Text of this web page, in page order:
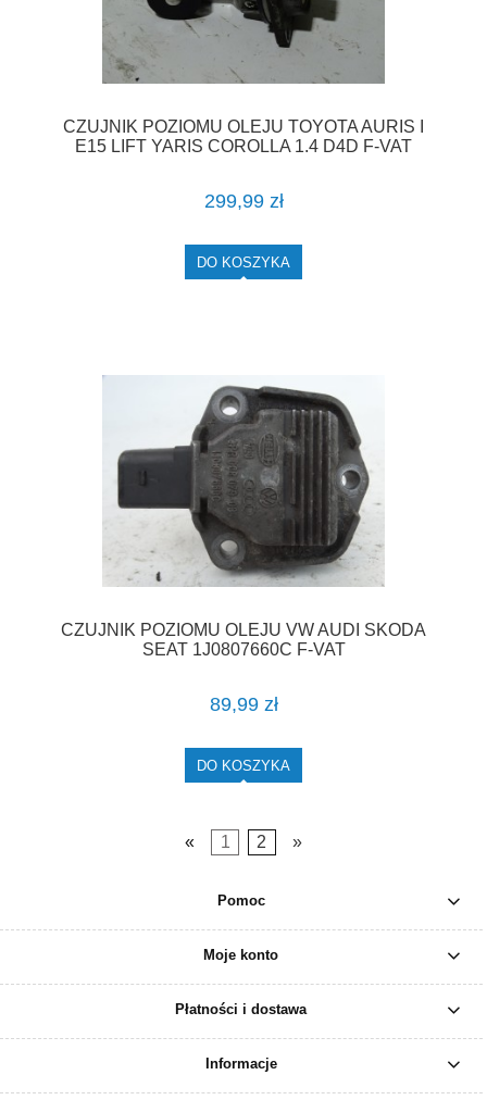
CZUJNIK POZIOMU OLEJU TOYOTA AURIS I
E15 LIFT YARIS COROLLA 1.4 D4D F-VAT
299,99 zł
DO KOSZYKA
CZUJNIK POZIOMU OLEJU VW AUDI SKODA
SEAT 1J0807660C F-VAT
89,99 zł
DO KOSZYKA
« 1 2 »
Pomoc
Moje konto
Płatności i dostawa
Informacje